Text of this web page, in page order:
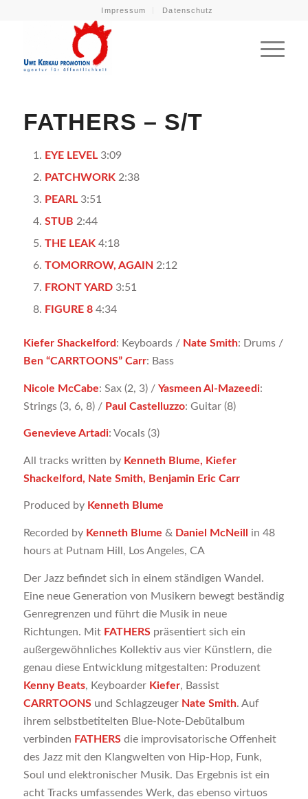
Impressum Datenschutz
FATHERS – S/T
EYE LEVEL 3:09
PATCHWORK 2:38
PEARL 3:51
STUB 2:44
THE LEAK 4:18
TOMORROW, AGAIN 2:12
FRONT YARD 3:51
FIGURE 8 4:34
Kiefer Shackelford: Keyboards / Nate Smith: Drums /
Ben “CARRTOONS” Carr: Bass
Nicole McCabe: Sax (2, 3) / Yasmeen Al-Mazeedi:
Strings (3, 6, 8) / Paul Castelluzzo: Guitar (8)
Genevieve Artadi: Vocals (3)
All tracks written by Kenneth Blume, Kiefer
Shackelford, Nate Smith, Benjamin Eric Carr
Produced by Kenneth Blume
Recorded by Kenneth Blume & Daniel McNeill
in 48
hours at Putnam Hill, Los Angeles, CA
Der Jazz befindet sich in einem ständigen Wandel.
Eine neue Generation von Musikern bewegt beständig
Genregrenzen und führt die Musik in neue
Richtungen. Mit FATHERS präsentiert sich ein
außergewöhnliches Kollektiv aus vier Künstlern, die
genau diese Entwicklung mitgestalten: Produzent
Kenny Beats, Keyboarder Kiefer, Bassist
CARRTOONSund Schlagzeuger Nate Smith. Auf
ihrem selbstbetitelten Blue-Note-Debütalbum
verbinden FATHERSdie improvisatorische Offenheit
des Jazz mit den Klangwelten von Hip-Hop, Funk,
Soul und elektronischer Musik. Das Ergebnis ist ein
acht Tracks umfassendes Werk, das ebenso virtuos